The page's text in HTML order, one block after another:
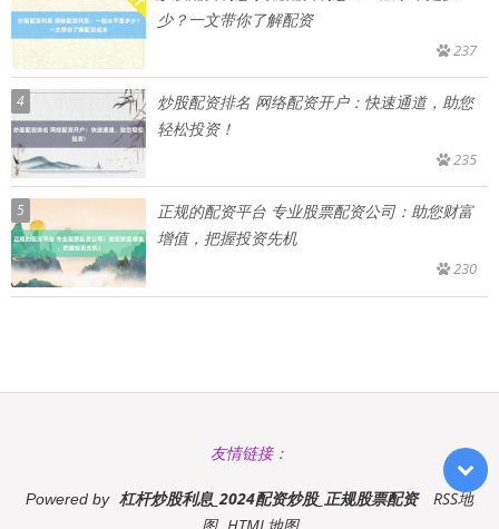
少？一文带你了解配资
237
4
炒股配资排名 网络配资开户：快速通道，助您
轻松投资！
235
5
正规的配资平台 专业股票配资公司：助您财富
增值，把握投资先机
230
友情链接：
Powered by 杠杆炒股利息_2024配资炒股_正规股票配资
RSS地